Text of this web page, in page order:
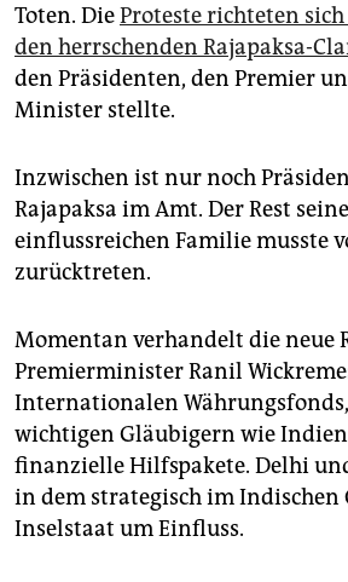
Toten. DieProteste richteten
den herrschenden Rajapaksa-
den Präsidenten, den Premier
Minister stellte.
Inzwischen ist nur noch
Rajapaksa im Amt. Der Rest
einflussreichen Familie musste
zurücktreten.
Momentan verhandelt die neue
Premierminister Ranil
Internationalen
wichtigen Gläubigern wie
finanzielle Hilfspakete. Delhi
in dem strategisch im Indischen
Inselstaat um Einfluss.